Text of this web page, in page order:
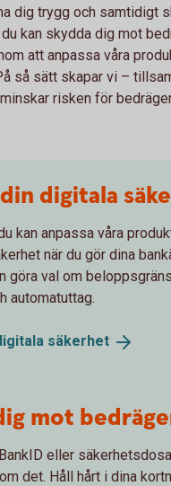
dig trygg och samtidigt
kan skydda dig mot
att anpassa våra
så sätt skapar vi –
risken för
digitala
kan anpassa våra
när du gör dina
göra val om
automatuttag.
säkerhet
mot
eller
det. Håll hårt i dina